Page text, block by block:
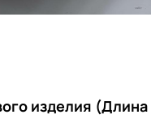
изделия (Длина